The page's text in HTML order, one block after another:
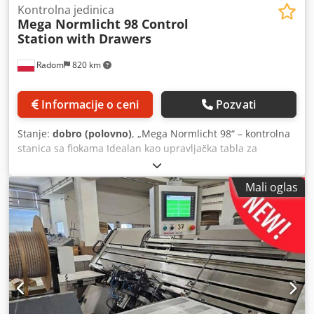
Radom 820 km
Kontrolna jedinica
Mega Normlicht 98 Control
Station with Drawers
Informacije o ceni Pozvati
Stanje: dobro (polovno), „Mega Normlicht 98“ – kontrolna
stanica sa fiokama Idealan kao upravljačka tabla za
štampačku mašinu. Napajanje: 230V Cedpfezlah Aox Ap
Aerf 4 fioke + donja polica Dimenzije fioke: 91x66 cm
Dimenzije radne površine: 100x66 cm
Mali oglas